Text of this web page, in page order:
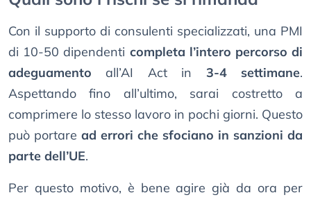
Con il supporto di consulenti specializzati, una PMI
di 10-50 dipendenti completa l’intero percorso di
adeguamento all’AI Act in 3-4 settimane.
Aspettando fino all’ultimo, sarai costretto a
comprimere lo stesso lavoro in pochi giorni. Questo
può portare ad errori che sfociano in sanzioni da
parte dell’UE.
Per questo motivo, è bene agire già da ora per